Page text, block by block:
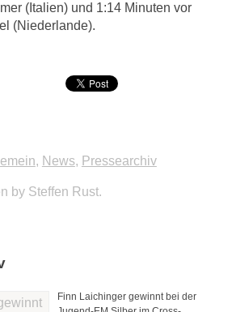
(Italien) und 1:14 Minuten vor
(Niederlande).
, News, Pressearchiv
by Steffen Rust.
Finn Laichinger gewinnt bei der